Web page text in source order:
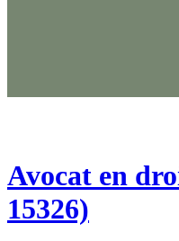
Avocat en
15326)